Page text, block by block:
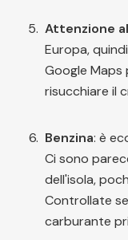
Attenzione
Europa,
Google Maps
risucchiare il
Benzina: è
Ci sono
dell'isola,
Controllate
carburante